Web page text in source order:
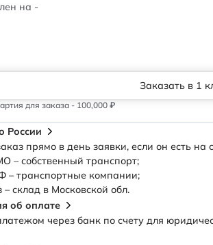
на -
Заказать в 1
для заказа - 100,000 ₽
России
прямо в день заявки, если он есть на
– собственный транспорт;
– транспортные компании;
склад в Московской обл.
об оплате
через банк по счету для